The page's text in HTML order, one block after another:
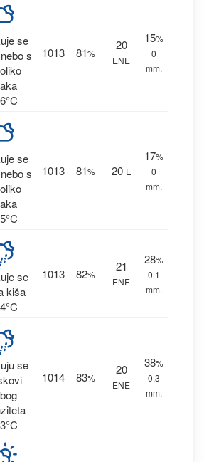
se
s
1013 81%
20
ENE
15%
0
mm.
se
s
1013 81% 20 E
17%
0
mm.
se
kiša
1013 82%
21
ENE
28%
0.1
mm.
se
1014 83%
20
ENE
38%
0.3
mm.